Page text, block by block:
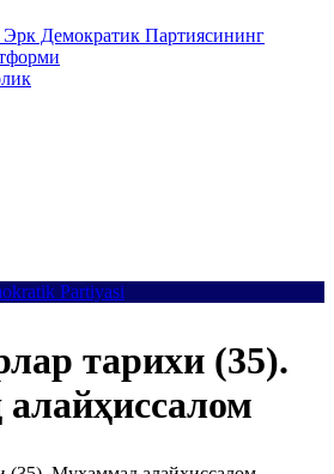
Эрк Демократик Партиясининг
тарихи (35).